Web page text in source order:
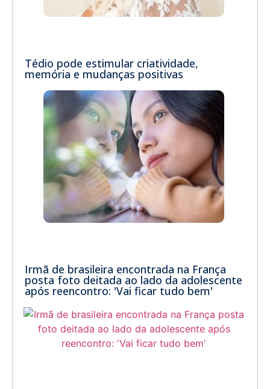
Tédio pode estimular criatividade,
memória e mudanças positivas
Irmã de brasileira encontrada na França
posta foto deitada ao lado da adolescente
após reencontro: 'Vai ficar tudo bem'